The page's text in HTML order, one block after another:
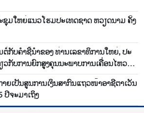
ມ​ໃຫຍ່​ແນວ​ໂຮມ​ປະ​ເທດ​ຊາດ ຫວຽດ​ນາມ ຄັ້ງ​
ຕໍ່​ກັບ​ຄຳ​ຊີ້​ນຳ​ຂອງ​ ທ່ານ​ເລ​ຂາ​ທິ​ການ​ໃຫຍ່, ປະ​
ວ​ກັບ​ການ​ຍົກ​ສູງ​ຄຸນ​ນະ​ພາບການ​ເຄື່ອນ​ໄຫວ​ລະ​
ຍ​ເປັນ​ສູນ​ການ​ເງິນ​ສາ​ກົນ​ແຖວ​ໜ້າ​ອາ​ຊີ​ຕາ​ເວັນ​
ປີ​ຈະ​ມາ​ເຖິງ